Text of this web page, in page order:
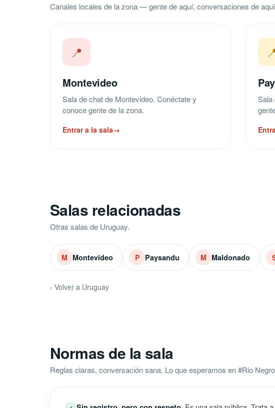
Canales locales de la zona — gente de aquí, conversaciones de
📍
Montevideo
Sala de chat de Montevideo. Conéctate y
conoce gente de la zona.
Entrar a la sala→
Sala
Salas relacionadas
Otras salas de Uruguay.
M Montevideo P Paysandu M Maldonado
‹ Volver a Uruguay
Normas de la sala
Reglas claras, conversación sana. Lo que esperamos en #Rio